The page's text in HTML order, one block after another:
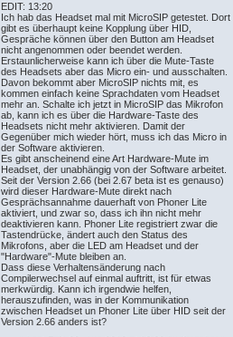
EDIT: 13:20
Ich hab das Headset mal mit MicroSIP getestet. Dort
gibt es überhaupt keine Kopplung über HID,
Gespräche können über den Button am Headset
nicht angenommen oder beendet werden.
Erstaunlicherweise kann ich über die Mute-Taste
des Headsets aber das Micro ein- und ausschalten.
Davon bekommt aber MicroSIP nichts mit, es
kommen einfach keine Sprachdaten vom Headset
mehr an. Schalte ich jetzt in MicroSIP das Mikrofon
ab, kann ich es über die Hardware-Taste des
Headsets nicht mehr aktivieren. Damit der
Gegenüber mich wieder hört, muss ich das Micro in
der Software aktivieren.
Es gibt anscheinend eine Art Hardware-Mute im
Headset, der unabhängig von der Software arbeitet.
Seit der Version 2.66 (bei 2.67 beta ist es genauso)
wird dieser Hardware-Mute direkt nach
Gesprächsannahme dauerhaft von Phoner Lite
aktiviert, und zwar so, dass ich ihn nicht mehr
deaktivieren kann. Phoner Lite registriert zwar die
Tastendrücke, ändert auch den Status des
Mikrofons, aber die LED am Headset und der
"Hardware"-Mute bleiben an.
Dass diese Verhaltensänderung nach
Compilerwechsel auf einmal auftritt, ist für etwas
merkwürdig. Kann ich irgendwie helfen,
herauszufinden, was in der Kommunikation
zwischen Headset un Phoner Lite über HID seit der
Version 2.66 anders ist?